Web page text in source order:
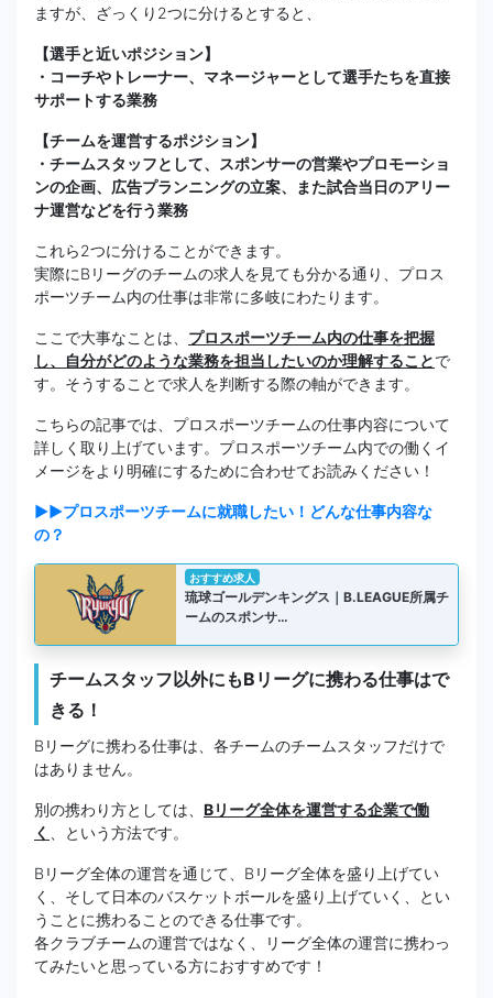
ますが、ざっくり2つに分けるとすると、
【選手と近いポジション】
・コーチやトレーナー、マネージャーとして選手たちを直接
サポートする業務
【チームを運営するポジション】
・チームスタッフとして、スポンサーの営業やプロモーショ
ンの企画、広告プランニングの立案、また試合当日のアリー
ナ運営などを行う業務
これら2つに分けることができます。
実際にBリーグのチームの求人を見ても分かる通り、プロス
ポーツチーム内の仕事は非常に多岐にわたります。
ここで大事なことは、 プロスポーツチーム内の仕事を把握
し、自分がどのような業務を担当したいのか理解することで
す。そうすることで求人を判断する際の軸ができます。
こちらの記事では、プロスポーツチームの仕事内容について
詳しく取り上げています。プロスポーツチーム内での働くイ
メージをより明確にするために合わせてお読みください！
▶▶プロスポーツチームに就職したい！どんな仕事内容な
の？
おすすめ求人
琉球ゴールデンキングス｜B.LEAGUE所属チ
ームのスポンサ…
チームスタッフ以外にもBリーグに携わる仕事はで
きる！
Bリーグに携わる仕事は、各チームのチームスタッフだけで
はありません。
別の携わり方としては、 Bリーグ全体を運営する企業で働
く
、という方法です。
Bリーグ全体の運営を通じて、Bリーグ全体を盛り上げてい
く、そして日本のバスケットボールを盛り上げていく、とい
うことに携わることのできる仕事です。
各クラブチームの運営ではなく、リーグ全体の運営に携わっ
てみたいと思っている方におすすめです！